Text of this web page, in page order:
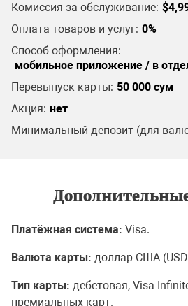
Комиссия за обслуживание:
Оплата товаров и услуг: 0%
Способ оформления:
мобильное приложение / в
Перевыпуск карты: 50 000 сум
Акция: нет
Минимальный депозит (для
Платёжная система: Visa.
Валюта карты: доллар США
Тип карты: дебетовая, Visa
премиальных карт.